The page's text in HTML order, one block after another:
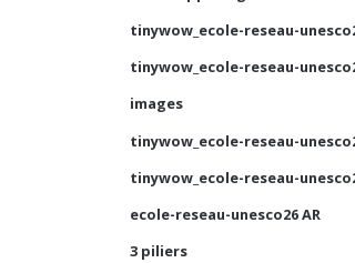
tinywow_ecole-reseau-
tinywow_ecole-reseau-
images
tinywow_ecole-reseau-
tinywow_ecole-reseau-
ecole-reseau-unesco26 AR
3 piliers